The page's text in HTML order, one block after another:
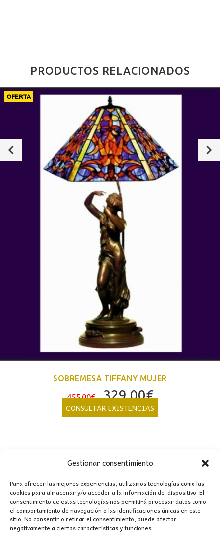
Gestionar consentimiento
Para ofrecer las mejores experiencias, utilizamos tecnologías como las
cookies para almacenar y/o acceder a la información del dispositivo. El
consentimiento de estas tecnologías nos permitirá procesar datos como
el comportamiento de navegación o las identificaciones únicas en este
sitio. No consentir o retirar el consentimiento, puede afectar
negativamente a ciertas características y funciones.
PRODUCTOS RELACIONADOS
OFERTA
SOBREMESA TIFFANY MUJER
455,00€
El
precio
original
329,00€El
precio
actual
CONSULTAR EXISTENCIAS
CONTACTO